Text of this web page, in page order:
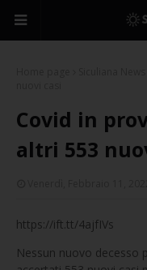
Covid in
altri 553
https://ift.tt/4ajfIVs
Nessun nuovo decesso